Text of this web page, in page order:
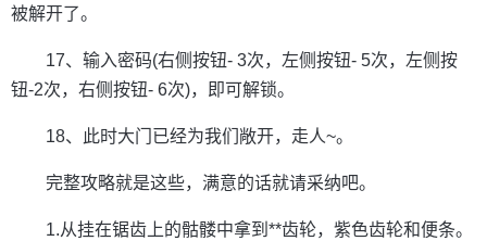
被解开了。
17、输入密码(右侧按钮- 3次，左侧按钮- 5次，左侧按
钮-2次，右侧按钮- 6次)，即可解锁。
18、此时大门已经为我们敞开，走人~。
完整攻略就是这些，满意的话就请采纳吧。
1.从挂在锯齿上的骷髅中拿到**齿轮，紫色齿轮和便条。